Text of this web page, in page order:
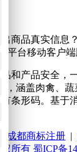
品真实信息？
平台移动客户
产品安全，一
，涵盖肉禽、
条形码。基于
成都商标注册 |
所有 蜀ICP备